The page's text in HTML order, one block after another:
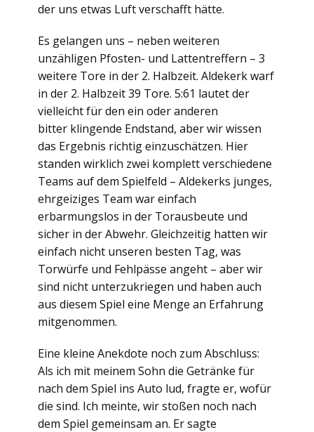
der uns etwas Luft verschafft hätte.
Es gelangen uns – neben weiteren
unzähligen Pfosten- und Lattentreffern – 3
weitere Tore in der 2. Halbzeit. Aldekerk warf
in der 2. Halbzeit 39 Tore. 5:61 lautet der
vielleicht für den ein oder anderen
bitter klingende Endstand, aber wir wissen
das Ergebnis richtig einzuschätzen. Hier
standen wirklich zwei komplett verschiedene
Teams auf dem Spielfeld – Aldekerks junges,
ehrgeiziges Team war einfach
erbarmungslos in der Torausbeute und
sicher in der Abwehr. Gleichzeitig hatten wir
einfach nicht unseren besten Tag, was
Torwürfe und Fehlpässe angeht – aber wir
sind nicht unterzukriegen und haben auch
aus diesem Spiel eine Menge an Erfahrung
mitgenommen.
Eine kleine Anekdote noch zum Abschluss:
Als ich mit meinem Sohn die Getränke für
nach dem Spiel ins Auto lud, fragte er, wofür
die sind. Ich meinte, wir stoßen noch nach
dem Spiel gemeinsam an. Er sagte